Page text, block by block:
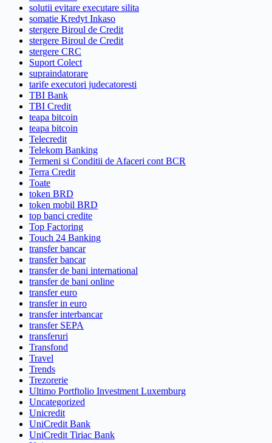
solutii evitare executare silita
somatie Kredyt Inkaso
stergere Biroul de Credit
stergere Biroul de Credit
stergere CRC
Suport Colect
supraindatorare
tarife executori judecatoresti
TBI Bank
TBI Credit
teapa bitcoin
teapa bitcoin
Telecredit
Telekom Banking
Termeni si Conditii de Afaceri cont BCR
Terra Credit
Toate
token BRD
token mobil BRD
top banci credite
Top Factoring
Touch 24 Banking
transfer bancar
transfer bancar
transfer de bani international
transfer de bani online
transfer euro
transfer in euro
transfer interbancar
transfer SEPA
transferuri
Transfond
Travel
Trends
Trezorerie
Ultimo Portftolio Investment Luxemburg
Uncategorized
Unicredit
UniCredit Bank
UniCredit Tiriac Bank